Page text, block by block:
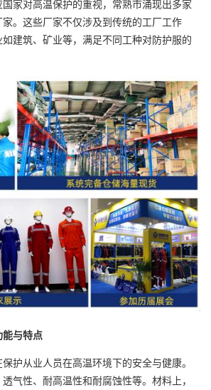
家对高温保护的重视，常熟市涌现出多家
。这些厂家不仅涉及到传统的工厂工作
建筑、矿业等，满足不同工种对防护服的
与特点
护从业人员在高温环境下的安全与健康。
气性、耐高温性和耐腐蚀性等。材料上，